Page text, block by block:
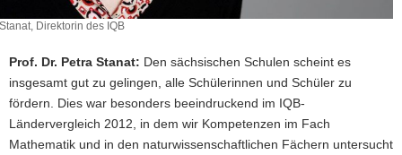
Direktorin des IQB
Prof. Dr. Petra Stanat: Den sächsischen Schulen scheint es
insgesamt gut zu gelingen, alle Schülerinnen und Schüler zu
fördern. Dies war besonders beeindruckend im IQB-
Ländervergleich 2012, in dem wir Kompetenzen im Fach
Mathematik und in den naturwissenschaftlichen Fächern untersucht